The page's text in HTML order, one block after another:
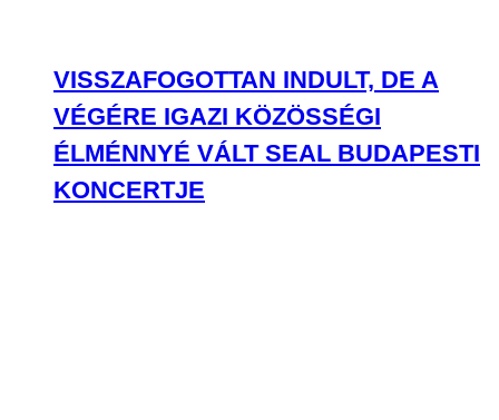
VISSZAFOGOTTAN INDULT, DE A
VÉGÉRE IGAZI KÖZÖSSÉGI
ÉLMÉNNYÉ VÁLT SEAL BUDAPESTI
KONCERTJE